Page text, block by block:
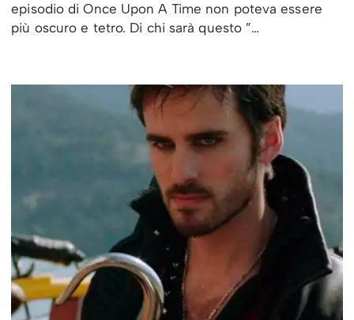
episodio di Once Upon A Time non poteva essere
più oscuro e tetro. Di chi sarà questo ”…